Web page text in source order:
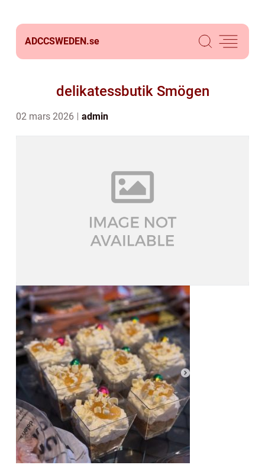
ADCCSWEDEN.se
delikatessbutik Smögen
02 mars 2026 admin